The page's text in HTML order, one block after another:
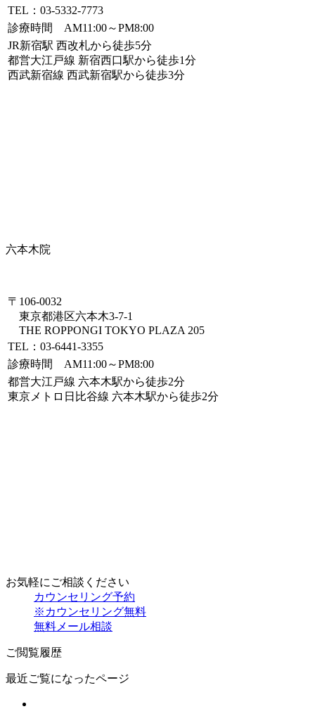
TEL：03-5332-7773
診療時間 AM11:00～PM8:00
JR新宿駅 西改札から徒歩5分
都営大江戸線 新宿西口駅から徒歩1分
西武新宿線 西武新宿駅から徒歩3分
六本木院
〒106-0032
東京都港区六本木3-7-1
THE ROPPONGI TOKYO PLAZA 205
TEL：03-6441-3355
診療時間 AM11:00～PM8:00
都営大江戸線 六本木駅から徒歩2分
東京メトロ日比谷線 六本木駅から徒歩2分
お気軽にご相談ください
カウンセリング予約
※カウンセリング無料
無料メール相談
ご閲覧履歴
最近ご覧になったページ